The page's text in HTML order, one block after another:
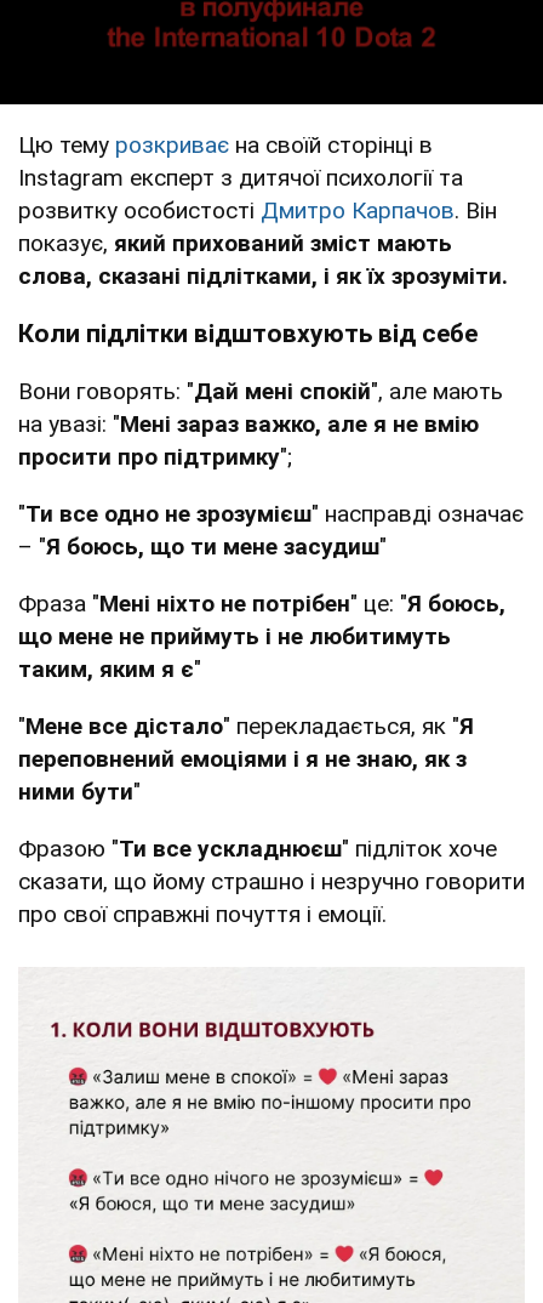
Цю тему розкриває на своїй сторінці в
Instagram експерт з дитячої психології та
розвитку особистості Дмитро Карпачов. Він
показує, який прихований зміст мають
слова, сказані підлітками, і як їх зрозуміти.
Коли підлітки відштовхують від себе
Вони говорять: "Дай мені спокій", але мають
на увазі: "Мені зараз важко, але я не вмію
просити про підтримку";
"Ти все одно не зрозумієш" насправді означає
– "Я боюсь, що ти мене засудиш"
Фраза "Мені ніхто не потрібен" це: "Я боюсь,
що мене не приймуть і не любитимуть
таким, яким я є"
"Мене все дістало" перекладається, як "Я
переповнений емоціями і я не знаю, як з
ними бути"
Фразою "Ти все ускладнюєш" підліток хоче
сказати, що йому страшно і незручно говорити
про свої справжні почуття і емоції.